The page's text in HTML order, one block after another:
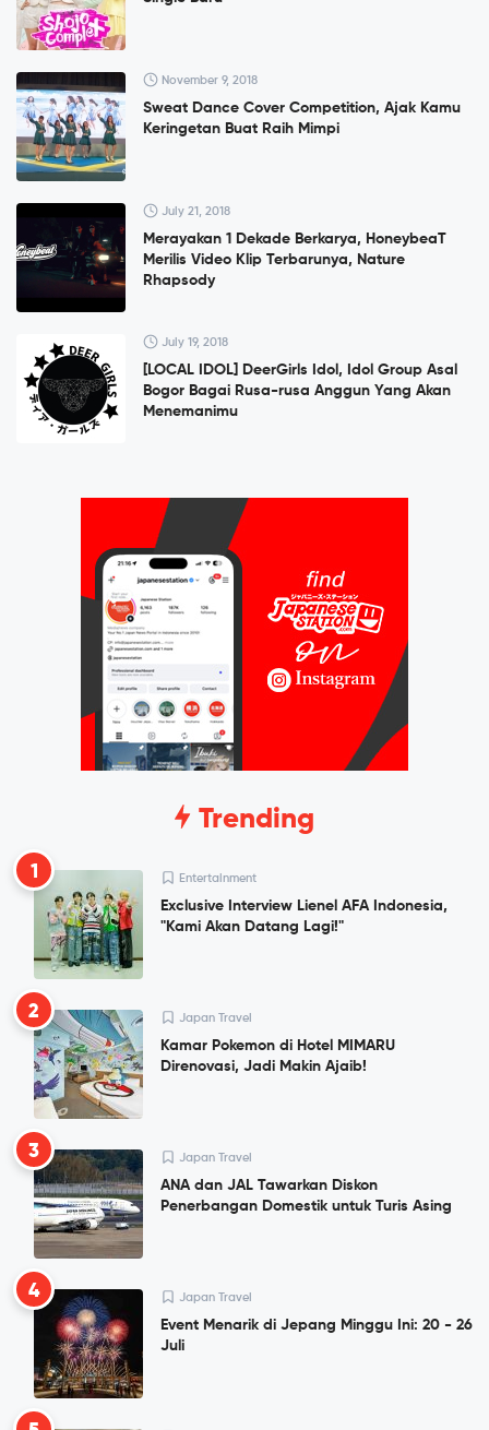
November 9, 2018
Sweat Dance Cover Competition, Ajak Kamu
Keringetan Buat Raih Mimpi
July 21, 2018
Merayakan 1 Dekade Berkarya, HoneybeaT
Merilis Video Klip Terbarunya, Nature
Rhapsody
July 19, 2018
[LOCAL IDOL] DeerGirls Idol, Idol Group Asal
Bogor Bagai Rusa-rusa Anggun Yang Akan
Menemanimu
Trending
1 Entertainment
Exclusive Interview Lienel AFA Indonesia,
"Kami Akan Datang Lagi!"
2 Japan Travel
Kamar Pokemon di Hotel MIMARU
Direnovasi, Jadi Makin Ajaib!
3 Japan Travel
ANA dan JAL Tawarkan Diskon
Penerbangan Domestik untuk Turis Asing
4 Japan Travel
Event Menarik di Jepang Minggu Ini: 20 - 26
Juli